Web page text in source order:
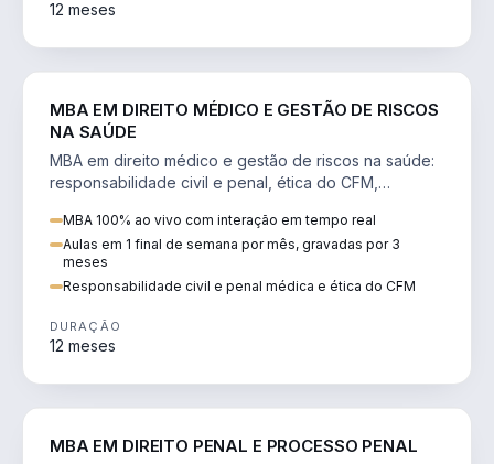
12 meses
MBA EM DIREITO MÉDICO E GESTÃO DE RISCOS
NA SAÚDE
MBA em direito médico e gestão de riscos na saúde:
responsabilidade civil e penal, ética do CFM,
MBA 100% ao vivo com interação em tempo real
Aulas em 1 final de semana por mês, gravadas por 3
meses
Responsabilidade civil e penal médica e ética do CFM
DURAÇÃO
12 meses
MBA EM DIREITO PENAL E PROCESSO PENAL